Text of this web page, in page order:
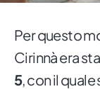
Per questo
Cirinnà era
5, con il